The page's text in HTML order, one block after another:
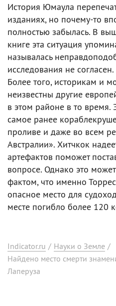
История Юмаула
изданиях, но почему-то
полностью забылась. В
книге эта ситуация
называлась
исследования не
Более того, историкам и
неизвестны другие
в этом районе в то время.
самое ранее
проливе и даже во всем
Австралии». Хитчкок
артефактов поможет
вопросе. Однако это
фактом, что именно
опасное место для
месте погибло более 120
Indicator.ru / Науки о Земле /
Найдено место смерти
Лаперуза